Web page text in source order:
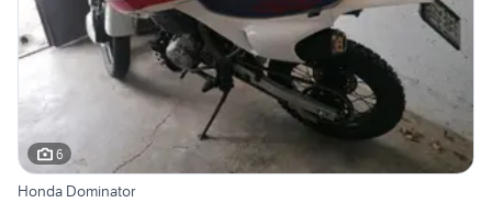
6
Honda Dominator